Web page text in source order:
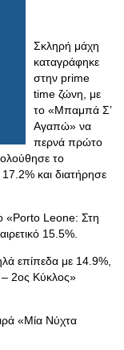
Σκληρή μάχη
καταγράφηκε
στην prime
time ζώνη, με
το «Μπαμπά Σ’
Αγαπώ» να
περνά πρώτο
το
και διατήρησε
«Porto Leone: Στη
15.5%.
επίπεδα με 14.9%,
2ος Κύκλος»
«Μία Νύχτα